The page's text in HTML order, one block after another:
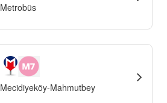
Metrobüs
Mecidiyeköy-Mahmutbey